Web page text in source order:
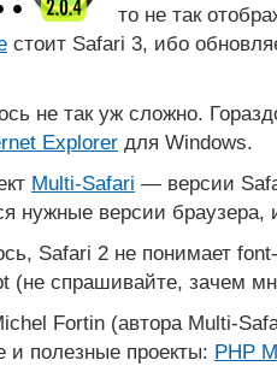
то не так
стоит Safari 3, ибо
не так уж сложно.
Explorer для Windows.
Multi-Safari — версии
нужные версии браузера,
Safari 2 не понимает
(не спрашивайте, зачем
Fortin (автора Multi-
и полезные проекты: PHP